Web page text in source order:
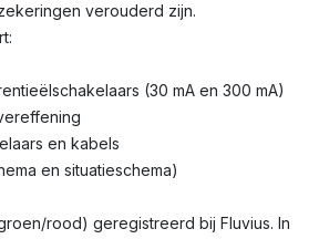
verouderd zijn.
(30 mA en 300 mA)
en kabels
en situatieschema)
rood) geregistreerd bij Fluvius. In